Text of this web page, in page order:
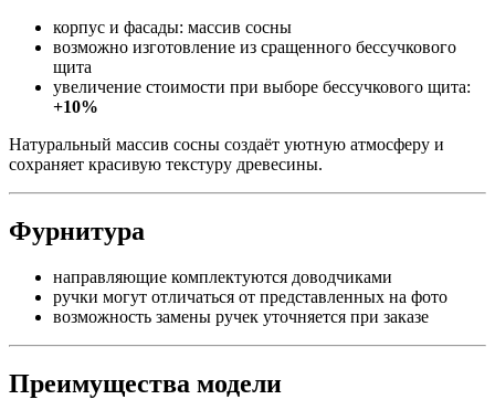
корпус и фасады: массив сосны
возможно изготовление из сращенного бессучкового
щита
увеличение стоимости при выборе бессучкового щита:
+10%
Натуральный массив сосны создаёт уютную атмосферу и
сохраняет красивую текстуру древесины.
Фурнитура
направляющие комплектуются доводчиками
ручки могут отличаться от представленных на фото
возможность замены ручек уточняется при заказе
Преимущества модели